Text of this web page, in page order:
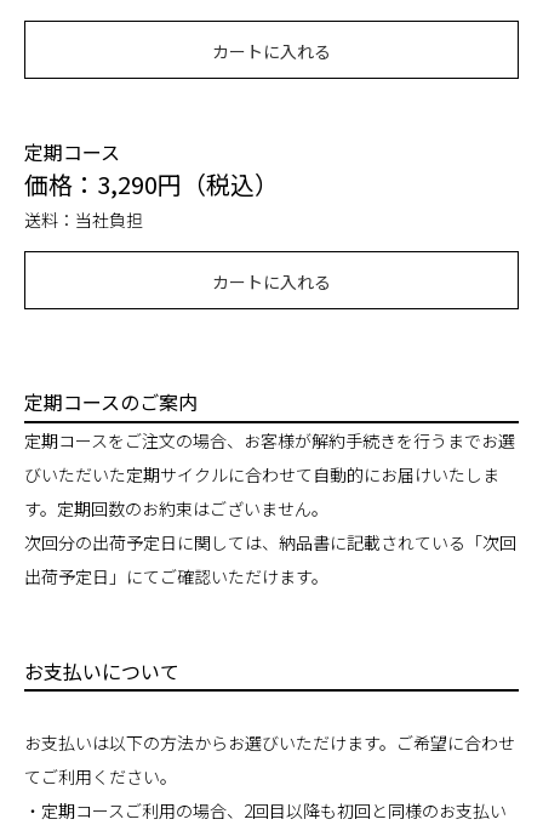
カートに入れる
定期コース
価格：3,290円（税込）
送料：当社負担
カートに入れる
定期コースのご案内
定期コースをご注文の場合、お客様が解約手続きを行うまでお選
びいただいた定期サイクルに合わせて自動的にお届けいたしま
す。定期回数のお約束はございません。
次回分の出荷予定日に関しては、納品書に記載されている「次回
出荷予定日」にてご確認いただけます。
お支払いについて
お支払いは以下の方法からお選びいただけます。ご希望に合わせ
てご利用ください。
・定期コースご利用の場合、2回目以降も初回と同様のお支払い